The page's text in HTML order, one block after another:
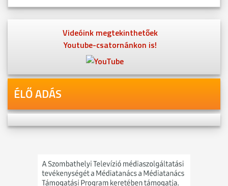
Videóink megtekinthetőek
Youtube-csatornánkon is!
ÉLŐ ADÁS